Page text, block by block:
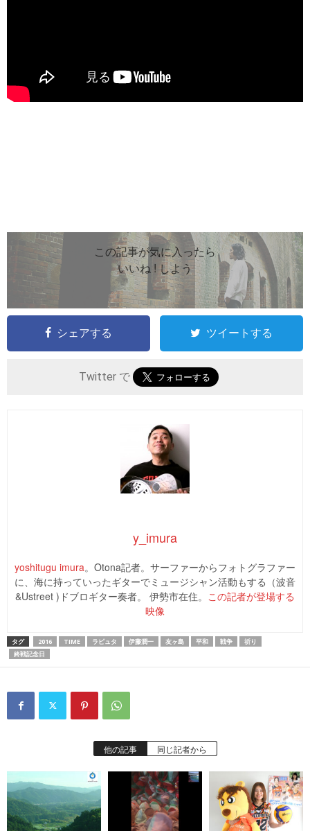
この記事が気に入ったら
いいね ! しよう
シェアする ツイートする
Twitter で
y_imura
yoshitugu imura。Otona記者。サーファーからフォトグラファー
に、海に持っていったギターでミュージシャン活動もする（波音
&Ustreet )ドブロギター奏者。 伊勢市在住。 この記者が登場する
映像
タグ 2016 TIME ラピュタ 伊藤潤一 友ヶ島 平和 戦争
祈り
終戦記念日
他の記事 同じ記者から